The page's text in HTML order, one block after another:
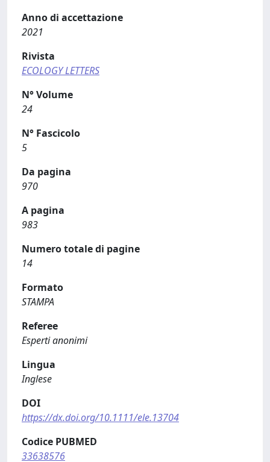
Anno di accettazione
2021
Rivista
ECOLOGY LETTERS
N° Volume
24
N° Fascicolo
5
Da pagina
970
A pagina
983
Numero totale di pagine
14
Formato
STAMPA
Referee
Esperti anonimi
Lingua
Inglese
DOI
https://dx.doi.org/10.1111/ele.13704
Codice PUBMED
33638576